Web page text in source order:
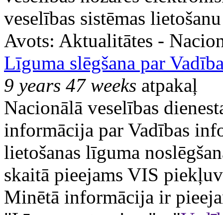
veselības sistēmas
Avots: Aktualitātes -
Līguma slēgšana par
9 years 47 weeks atpakaļ
Nacionālā veselības
informācija par Vadības
lietošanas līguma
skaitā pieejams VIS
Minētā informācija ir